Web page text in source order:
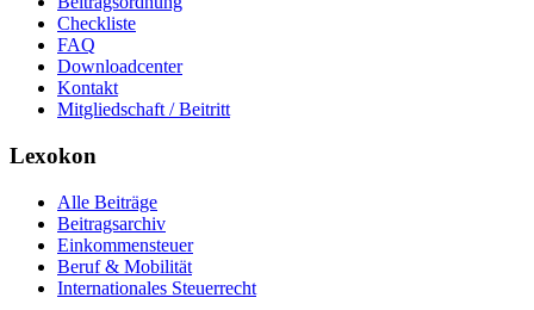
Checkliste
FAQ
Downloadcenter
Kontakt
Mitgliedschaft / Beitritt
Lexokon
Alle Beiträge
Beitragsarchiv
Einkommensteuer
Beruf & Mobilität
Internationales Steuerrecht